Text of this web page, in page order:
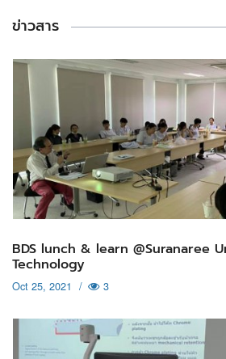
ข่าวสาร
BDS lunch & learn @Suranaree
Technology
Oct 25, 2021 / 3